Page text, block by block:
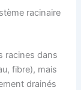
racinaire
racines dans
fibre), mais
drainés